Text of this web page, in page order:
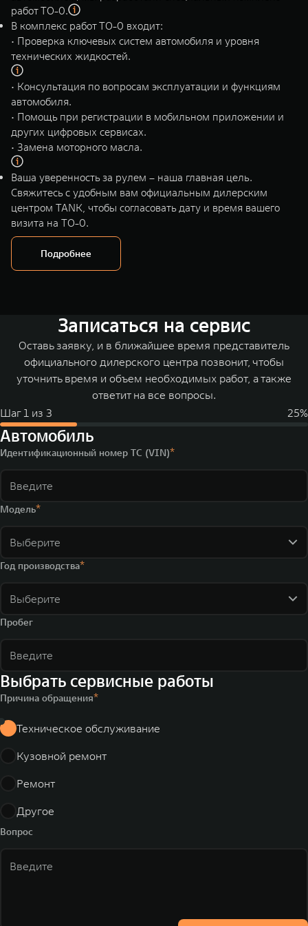
WEY 80
Масштаб возможностей
от 6 449 000 ₽
Масштаб возможностей
от 8 099 000 ₽
работ ТО-0.
В комплекс работ ТО-0 входит:
• Проверка ключевых систем автомобиля и уровня
технических жидкостей.
• Консультация по вопросам эксплуатации и функциям
автомобиля.
• Помощь при регистрации в мобильном приложении и
других цифровых сервисах.
• Замена моторного масла.
Ваша уверенность за рулем – наша главная цель.
Свяжитесь с удобным вам официальным дилерским
центром TANK, чтобы согласовать дату и время вашего
визита на ТО-0.
Подробнее
Записаться на сервис
Оставь заявку, и в ближайшее время представитель
официального дилерского центра позвонит, чтобы
уточнить время и объем необходимых работ, а также
ответит на все вопросы.
Шаг1 из 3 25%
Автомобиль
Идентификационный номер ТС (VIN)
Модель
Выберите
Год производства
Выберите
Пробег
Выбрать сервисные работы
Причина обращения
Техническое обслуживание
Кузовной ремонт
Ремонт
Другое
Вопрос